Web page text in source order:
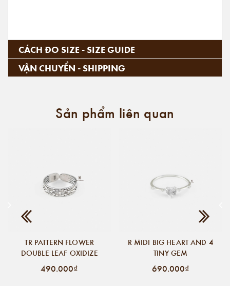
CÁCH ĐO SIZE - SIZE GUIDE
VẬN CHUYỂN - SHIPPING
Sản phẩm liên quan
TR PATTERN FLOWER
DOUBLE LEAF OXIDIZE
490.000₫
R MIDI BIG HEART AND 4
TINY GEM
690.000₫